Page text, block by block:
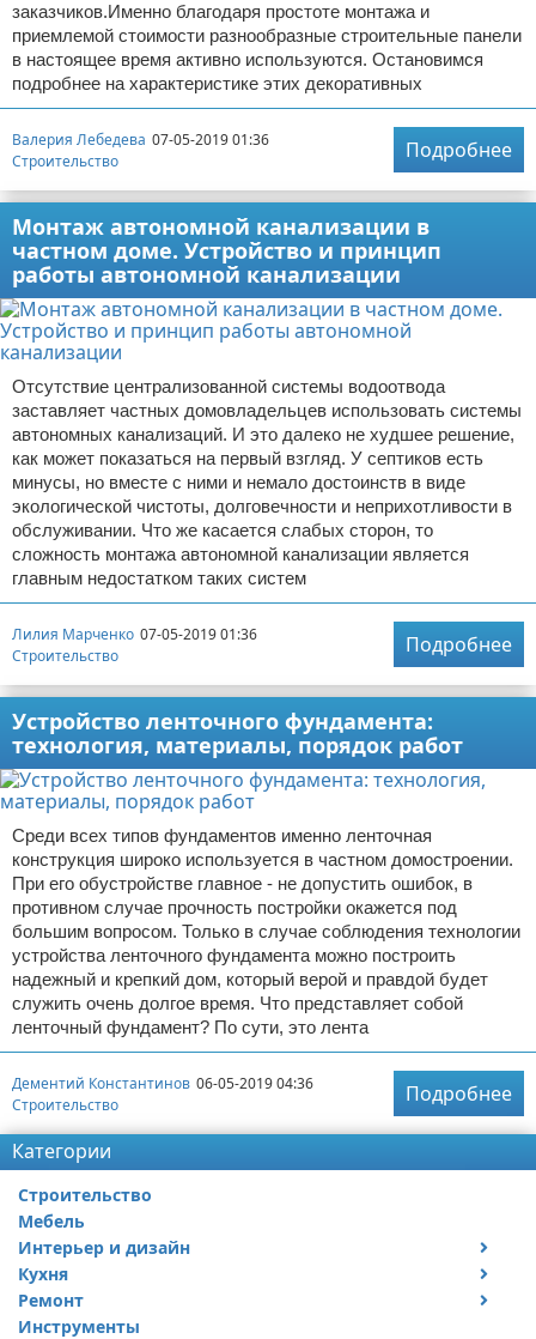
заказчиков.Именно благодаря простоте монтажа и
приемлемой стоимости разнообразные строительные панели
в настоящее время активно используются. Остановимся
подробнее на характеристике этих декоративных
Валерия Лебедева 07-05-2019 01:36
Строительство
Подробнее
Монтаж автономной канализации в
частном доме. Устройство и принцип
работы автономной канализации
Отсутствие централизованной системы водоотвода
заставляет частных домовладельцев использовать системы
автономных канализаций. И это далеко не худшее решение,
как может показаться на первый взгляд. У септиков есть
минусы, но вместе с ними и немало достоинств в виде
экологической чистоты, долговечности и неприхотливости в
обслуживании. Что же касается слабых сторон, то
сложность монтажа автономной канализации является
главным недостатком таких систем
Лилия Марченко 07-05-2019 01:36
Строительство
Подробнее
Устройство ленточного фундамента:
технология, материалы, порядок работ
Среди всех типов фундаментов именно ленточная
конструкция широко используется в частном домостроении.
При его обустройстве главное - не допустить ошибок, в
противном случае прочность постройки окажется под
большим вопросом. Только в случае соблюдения технологии
устройства ленточного фундамента можно построить
надежный и крепкий дом, который верой и правдой будет
служить очень долгое время. Что представляет собой
ленточный фундамент? По сути, это лента
Дементий Константинов 06-05-2019 04:36
Строительство
Подробнее
Категории
Строительство
Мебель
Интерьер и дизайн
Дизайн дачи
Дизайн квартиры
Кухня
Посуда
Ремонт
Ремонт дачи
Инструменты